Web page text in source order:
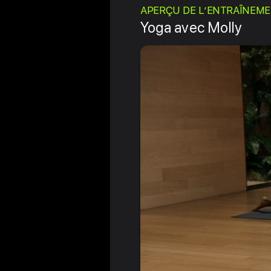
APERÇU DE
Yoga avec Molly